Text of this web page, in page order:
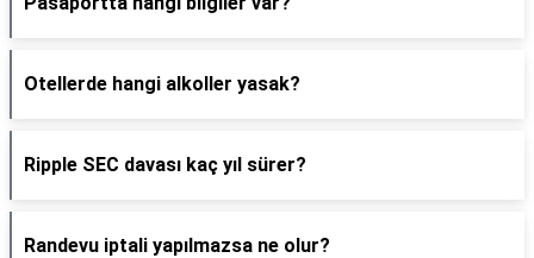
Otellerde hangi alkoller yasak?
Ripple SEC davası kaç yıl sürer?
Randevu iptali yapılmazsa ne olur?